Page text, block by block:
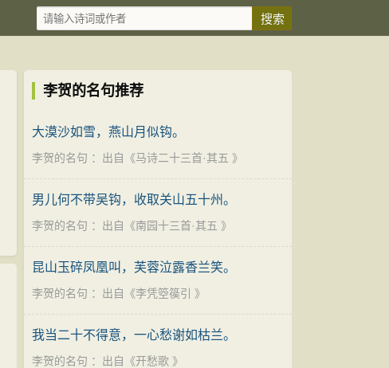
李贺的名句推荐
大漠沙如雪，燕山月似钩。
李贺的名句 ：出自《马诗二十三首·其五 》
男儿何不带吴钩，收取关山五十州。
李贺的名句 ：出自《南园十三首·其五 》
昆山玉碎凤凰叫，芙蓉泣露香兰笑。
李贺的名句 ：出自《李凭箜篌引 》
我当二十不得意，一心愁谢如枯兰。
李贺的名句 ：出自《开愁歌 》